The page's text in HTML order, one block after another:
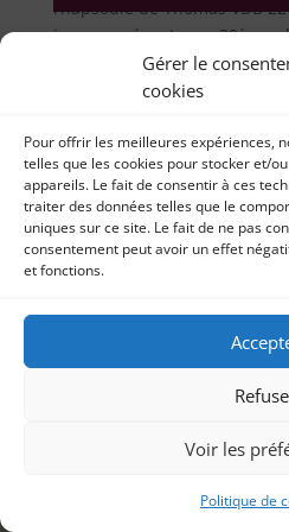
Gérer le
cookies
Pour offrir les meilleures expériences,
telles que les cookies pour stocker et/
appareils. Le fait de consentir à ces
traiter des données telles que le
uniques sur ce site. Le fait de ne pas
consentement peut avoir un effet
et fonctions.
Voir les
Politique de
rhapsodie de Thomas VDB
je vous présente ma 39ème